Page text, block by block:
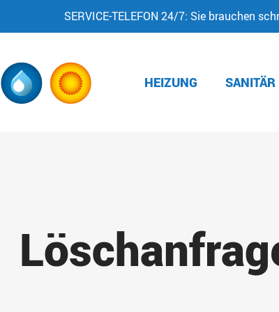
SERVICE-TELEFON 24/7: Sie brauchen
HEIZUNG SANITÄR